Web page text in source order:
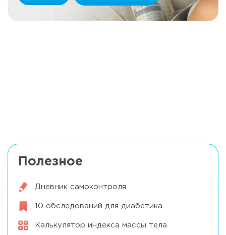
Полезное
Дневник самоконтроля
10 обследований для диабетика
Калькулятор индекса массы тела